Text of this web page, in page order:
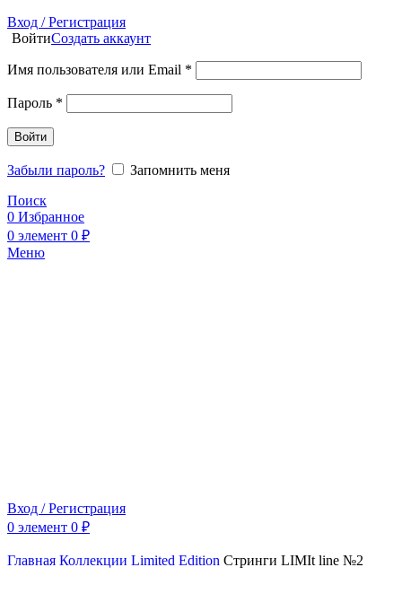
Вход / Регистрация
ВойтиСоздать аккаунт
Имя пользователя или Email *
Пароль *
Войти
Забыли пароль?
Запомнить меня
Поиск
0 Избранное
0 элемент 0 ₽
Меню
Вход / Регистрация
0 элемент 0 ₽
Главная Коллекции Limited Edition Стринги LIMIt line №2